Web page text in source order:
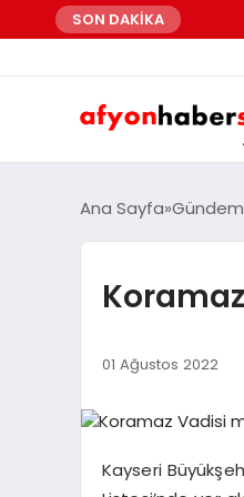
SON DAKİKA
Ana Sayfa Gündem
01 Ağustos 2022
Kayseri